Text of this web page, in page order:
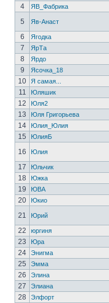
4
ЯВ_Фабрика
5
Яв-Анаст
6
Ягодка
7
ЯрТа
8
Ярдо
9
Ясочка_18
10
Я самая...
11
Юляшик
12
Юля2
13
Юля Григорьева
14
Юлия_Юлия
15
ЮлияБ
16
Юлия
17 Юльчик
18
Южка
19
ЮВА
20
Юкио
21
Юрий
22
юргиня
23
Юра
24
Энигма
25
Эмма
26
Элина
27
Элиана
28
Элфорт